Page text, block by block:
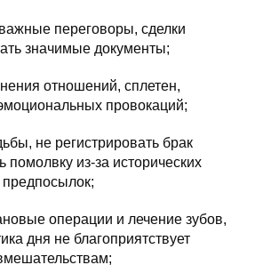
переговоры, сделки
значимые документы;
отношений, сплетен,
провокаций;
не регистрировать брак
помолвку из-за исторических
предпосылок;
операции и лечение зубов,
дня не благоприятствует